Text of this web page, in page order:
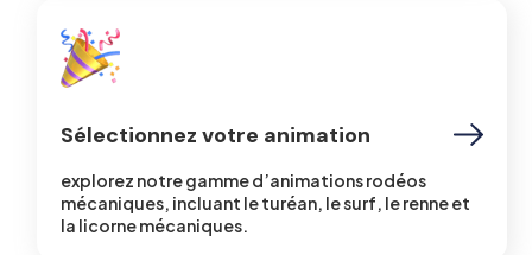
Sélectionnez votre animation
explorez notre gamme d’animations rodéos
mécaniques, incluant le turéan, le surf, le renne et
la licorne mécaniques.